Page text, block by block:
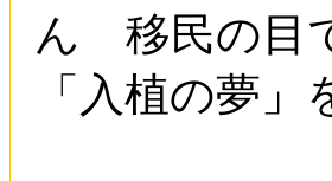
ん 移民の目
「入植の夢